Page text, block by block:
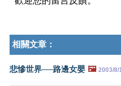
相關文章：
悲慘世界──路邊女嬰 🖼️ 2003/8/